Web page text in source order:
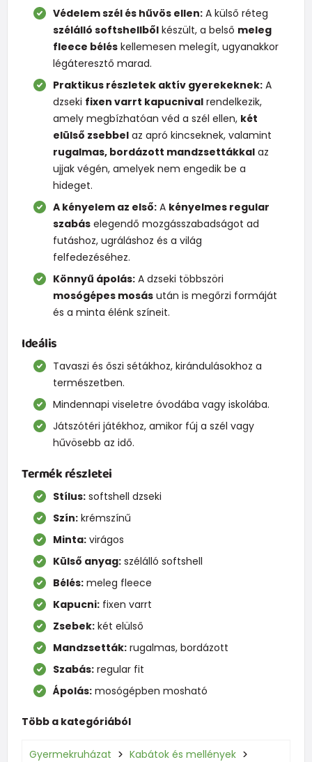
Védelem szél és hűvös ellen: A külső réteg
szélálló softshellből készült, a belső meleg
fleece bélés kellemesen melegít, ugyanakkor
légáteresztő marad.
Praktikus részletek aktív gyerekeknek: A
dzseki fixen varrt kapucnival rendelkezik,
amely megbízhatóan véd a szél ellen, két
elülső zsebbel az apró kincseknek, valamint
rugalmas, bordázott mandzsettákkal az
ujjak végén, amelyek nem engedik be a
hideget.
A kényelem az első: A kényelmes regular
szabás elegendő mozgásszabadságot ad
futáshoz, ugráláshoz és a világ
felfedezéséhez.
Könnyű ápolás: A dzseki többszöri
mosógépes mosás után is megőrzi formáját
és a minta élénk színeit.
Ideális
Tavaszi és őszi sétákhoz, kirándulásokhoz a
természetben.
Mindennapi viseletre óvodába vagy iskolába.
Játszótéri játékhoz, amikor fúj a szél vagy
hűvösebb az idő.
Termék részletei
Stílus: softshell dzseki
Szín: krémszínű
Minta: virágos
Külső anyag: szélálló softshell
Bélés: meleg fleece
Kapucni: fixen varrt
Zsebek: két elülső
Mandzsetták: rugalmas, bordázott
Szabás: regular fit
Ápolás: mosógépben mosható
Több a kategóriából
Gyermekruházat
Kabátok és mellények